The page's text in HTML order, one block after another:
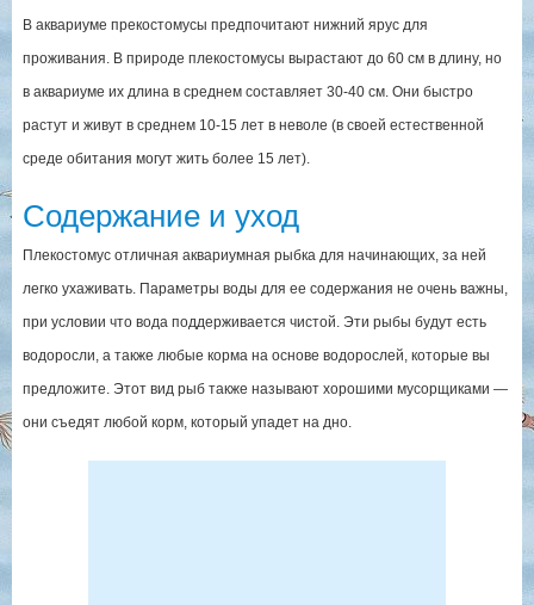
В аквариуме прекостомусы предпочитают нижний ярус для
проживания. В природе плекостомусы вырастают до 60 см в длину, но
в аквариуме их длина в среднем составляет 30-40 см. Они быстро
растут и живут в среднем 10-15 лет в неволе (в своей естественной
среде обитания могут жить более 15 лет).
Содержание и уход
Плекостомус отличная аквариумная рыбка для начинающих, за ней
легко ухаживать. Параметры воды для ее содержания не очень важны,
при условии что вода поддерживается чистой. Эти рыбы будут есть
водоросли, а также любые корма на основе водорослей, которые вы
предложите. Этот вид рыб также называют хорошими мусорщиками —
они съедят любой корм, который упадет на дно.